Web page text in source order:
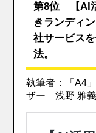
第8位 【AI
きランディ
社サービス
法。
執筆者：「A4
ザー 浅野 雅義